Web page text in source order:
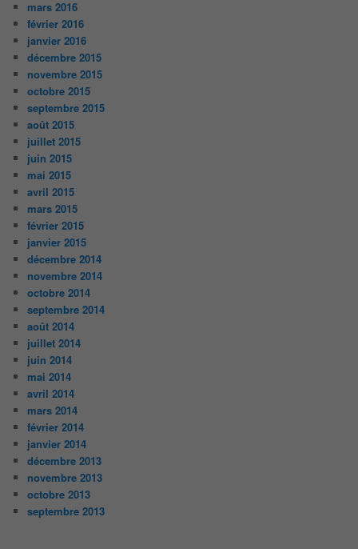
mars 2016
février 2016
janvier 2016
décembre 2015
novembre 2015
octobre 2015
septembre 2015
août 2015
juillet 2015
juin 2015
mai 2015
avril 2015
mars 2015
février 2015
janvier 2015
décembre 2014
novembre 2014
octobre 2014
septembre 2014
août 2014
juillet 2014
juin 2014
mai 2014
avril 2014
mars 2014
février 2014
janvier 2014
décembre 2013
novembre 2013
octobre 2013
septembre 2013